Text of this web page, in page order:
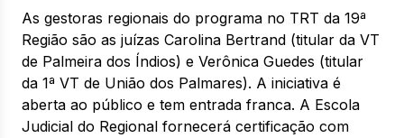
As gestoras regionais do programa no TRT da 19ª
Região são as juízas Carolina Bertrand (titular da VT
de Palmeira dos Índios) e Verônica Guedes (titular
da 1ª VT de União dos Palmares). A iniciativa é
aberta ao público e tem entrada franca. A Escola
Judicial do Regional fornecerá certificação com